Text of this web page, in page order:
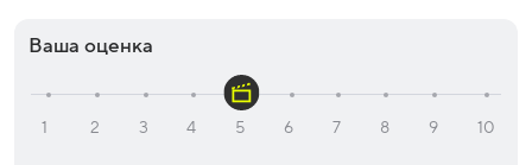
Ваша оценка